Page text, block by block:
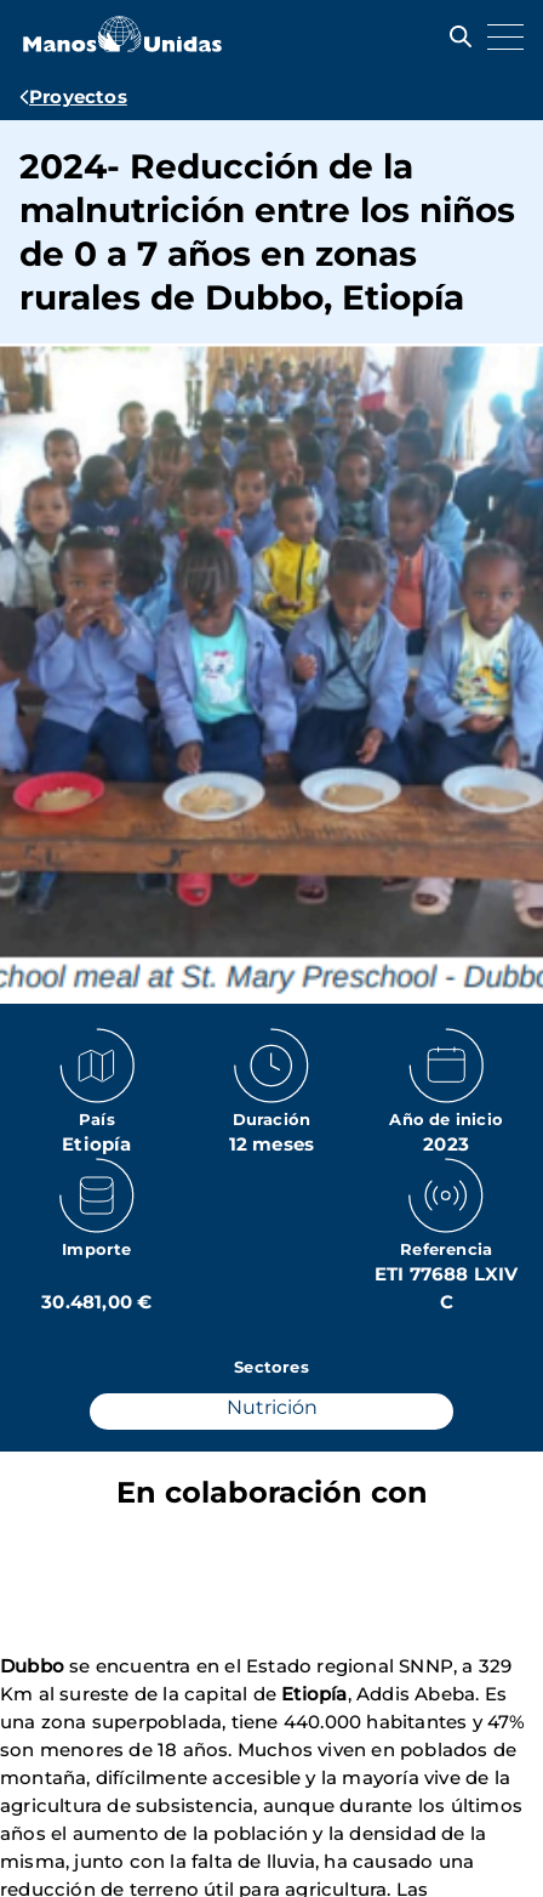
contenido
Ruta
navegación
Proyectos
2024- Reducción de la
malnutrición entre los niños
de 0 a 7 años en zonas
rurales de Dubbo, Etiopía
País
Etiopía
Duración
12 meses
Año de inicio
2023
Importe
30.481,00 €
Referencia
ETI 77688 LXIV
C
Sectores
Nutrición
En colaboración con
Dubbose encuentra en el Estado regional SNNP, a 329
Km al sureste de la capital de Etiopía, Addis Abeba. Es
una zona superpoblada, tiene 440.000 habitantes y 47%
son menores de 18 años. Muchos viven en poblados de
montaña, difícilmente accesible y la mayoría vive de la
agricultura de subsistencia, aunque durante los últimos
años el aumento de la población y la densidad de la
misma, junto con la falta de lluvia, ha causado una
reducción de terreno útil para agricultura. Las